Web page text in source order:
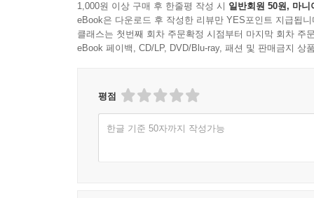
1,000원 이상 구매 후 한줄평 작성 시 일반회원 50원, 마니
eBook은 다운로드 후 작성한 리뷰만 YES포인트 지급됩니
클래스는 첫번째 회차 주문확정 시점부터 마지막 회차 주
eBook 페이백, CD/LP, DVD/Blu-ray, 패션 및 판매금지 상
평점
한글 기준 50자까지 작성가능